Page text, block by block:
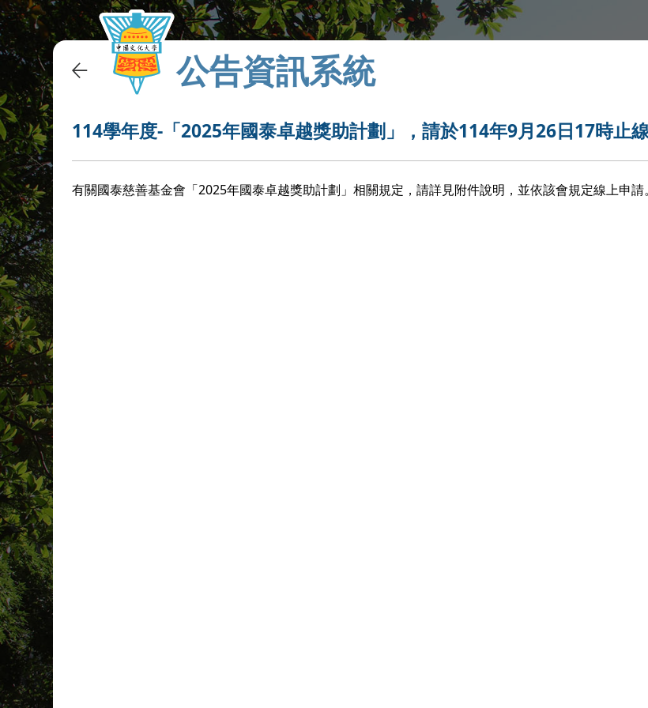
公告資訊系統
114學年度-「2025年國泰卓越獎助計劃」，請於114年9月26日17時止
有關國泰慈善基金會「2025年國泰卓越獎助計劃」相關規定，請詳見附件說明，並依該會規定線上申請。